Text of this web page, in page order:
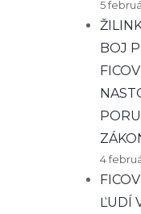
5
BOJ
4
ĽUDÍ